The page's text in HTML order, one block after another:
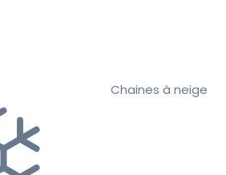
Chaines à neige